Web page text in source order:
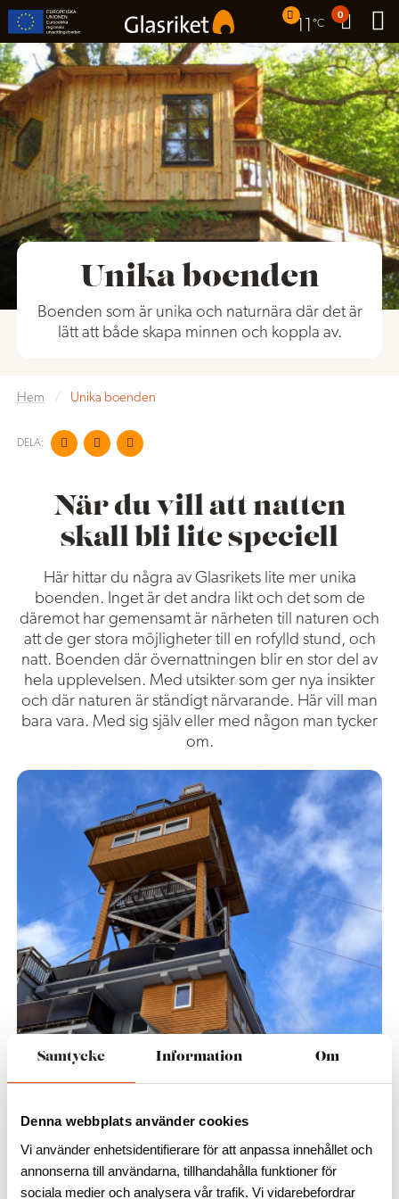
Samtycke Information Om
Denna webbplats använder cookies
Vi använder enhetsidentifierare för att anpassa innehållet och
annonserna till användarna, tillhandahålla funktioner för
sociala medier och analysera vår trafik. Vi vidarebefordrar
11 °C
0
Unika boenden
Boenden som är unika och naturnära där det är
lätt att både skapa minnen och koppla av.
Hem / Unika boenden
DELA:
När du vill att natten
skall bli lite speciell
Här hittar du några av Glasrikets lite mer unika
boenden. Inget är det andra likt och det som de
däremot har gemensamt är närheten till naturen och
att de ger stora möjligheter till en rofylld stund, och
natt. Boenden där övernattningen blir en stor del av
hela upplevelsen. Med utsikter som ger nya insikter
och där naturen är ständigt närvarande. Här vill man
bara vara. Med sig själv eller med någon man tycker
om.
Mundekulla EkoTorn
Mundekulla EkoTorn reser sig 25 meter ovanför